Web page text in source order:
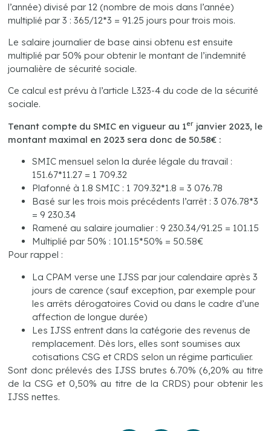
l’année) divisé par 12 (nombre de mois dans l’année)
multiplié par 3 : 365/12*3 = 91.25 jours pour trois mois.
Le salaire journalier de base ainsi obtenu est ensuite
multiplié par 50% pour obtenir le montant de l’indemnité
journalière de sécurité sociale.
Ce calcul est prévu à l’article L323-4 du code de la sécurité
sociale.
Tenant compte du SMIC en vigueur au 1er janvier 2023, le
montant maximal en 2023 sera donc de 50.58€ :
SMIC mensuel selon la durée légale du travail :
151.67*11.27 = 1 709.32
Plafonné à 1.8 SMIC : 1 709.32*1.8 = 3 076.78
​Basé sur les trois mois précédents l’arrêt : 3 076.78*3
= 9 230.34
Ramené au salaire journalier : 9 230.34/91.25 = 101.15
Multiplié par 50% : 101.15*50% = 50.58€
Pour rappel :
La CPAM verse une IJSS par jour calendaire après 3
jours de carence (sauf exception, par exemple pour
les arrêts dérogatoires Covid ou dans le cadre d’une
affection de longue durée)
Les IJSS entrent dans la catégorie des revenus de
remplacement. Dès lors, elles sont soumises aux
cotisations CSG et CRDS selon un régime particulier.
Sont donc prélevés des IJSS brutes 6.70% (6,20% au titre
de la CSG et 0,50% au titre de la CRDS) pour obtenir les
IJSS nettes.